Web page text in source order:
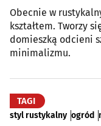
Obecnie w
kształtem. Tworzy
domieszką odcieni
minimalizmu.
TAGI
styl rustykalny ogród